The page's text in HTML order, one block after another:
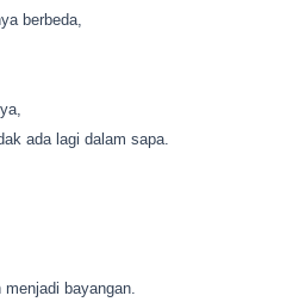
berbeda,
ada lagi dalam sapa.
menjadi bayangan.